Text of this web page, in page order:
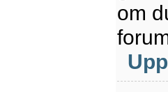
om
Upp